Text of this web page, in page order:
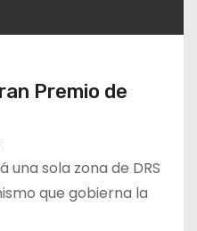
Premio de
una sola zona de DRS
que gobierna la